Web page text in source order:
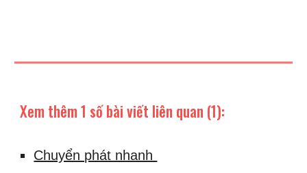
Xem thêm 1 số bài viết liên quan (1):
Chuyển phát nhanh